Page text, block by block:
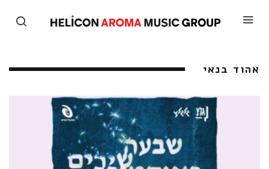
אהוד בנאי